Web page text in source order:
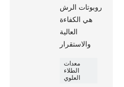
روبوتات الرش
هي الكفاءة
العالية
والاستقرار
معدات
الطلاء
العلوي